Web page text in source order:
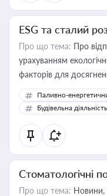
ESG та сталий
Про що тема: Про
урахуванням
факторів для
Паливно-
Будівельна діяльність
Стоматологічні
Про що тема: Новини,